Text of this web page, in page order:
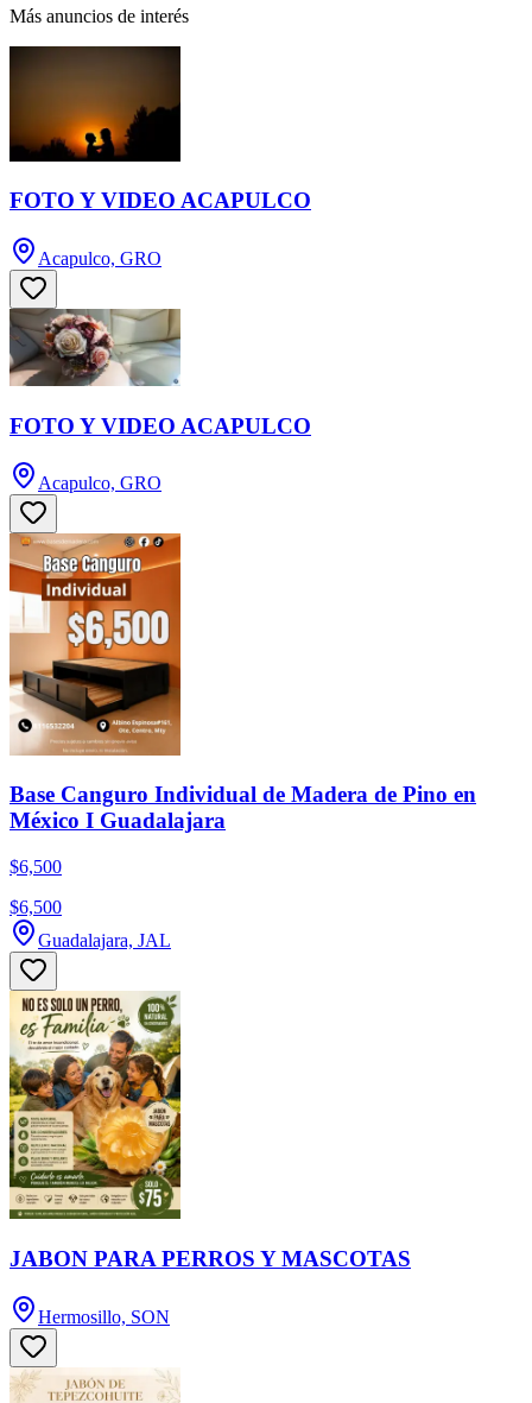
Más anuncios de interés
FOTO Y VIDEO ACAPULCO
Acapulco, GRO
FOTO Y VIDEO ACAPULCO
Acapulco, GRO
Base Canguro Individual de Madera de Pino en
México I Guadalajara
$6,500
$6,500
Guadalajara, JAL
JABON PARA PERROS Y MASCOTAS
Hermosillo, SON